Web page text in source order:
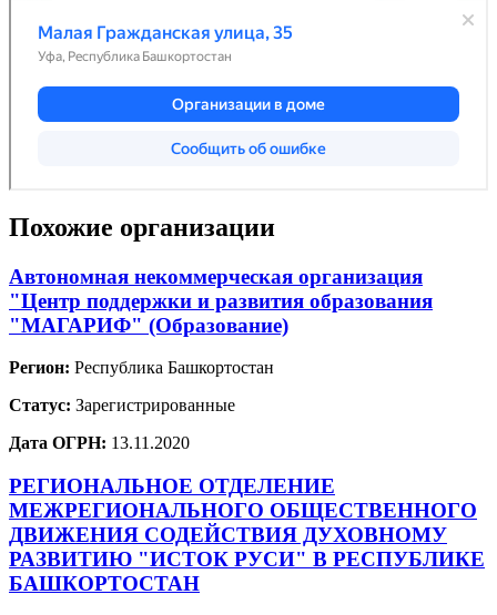
Похожие организации
Автономная некоммерческая организация
"Центр поддержки и развития образования
"МАГАРИФ" (Образование)
Регион: Республика Башкортостан
Статус: Зарегистрированные
Дата ОГРН: 13.11.2020
РЕГИОНАЛЬНОЕ ОТДЕЛЕНИЕ
МЕЖРЕГИОНАЛЬНОГО ОБЩЕСТВЕННОГО
ДВИЖЕНИЯ СОДЕЙСТВИЯ ДУХОВНОМУ
РАЗВИТИЮ "ИСТОК РУСИ" В РЕСПУБЛИКЕ
БАШКОРТОСТАН